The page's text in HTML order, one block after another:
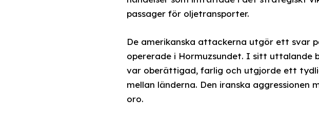
passager för oljetransporter.
De amerikanska attackerna utgör ett svar
opererade i Hormuzsundet. I sitt uttalande
var oberättigad, farlig och utgjorde ett
mellan länderna. Den iranska
oro.